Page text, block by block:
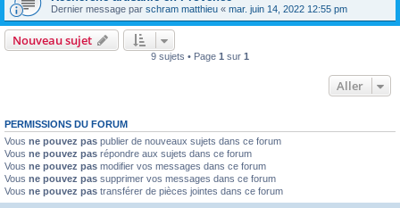
Dernier message par schram matthieu « mar. juin 14, 2022 12:55 pm
Nouveau sujet
9 sujets • Page 1 sur 1
Aller
PERMISSIONS DU FORUM
Vous ne pouvez pas publier de nouveaux sujets dans ce forum
Vous ne pouvez pas répondre aux sujets dans ce forum
Vous ne pouvez pas modifier vos messages dans ce forum
Vous ne pouvez pas supprimer vos messages dans ce forum
Vous ne pouvez pas transférer de pièces jointes dans ce forum